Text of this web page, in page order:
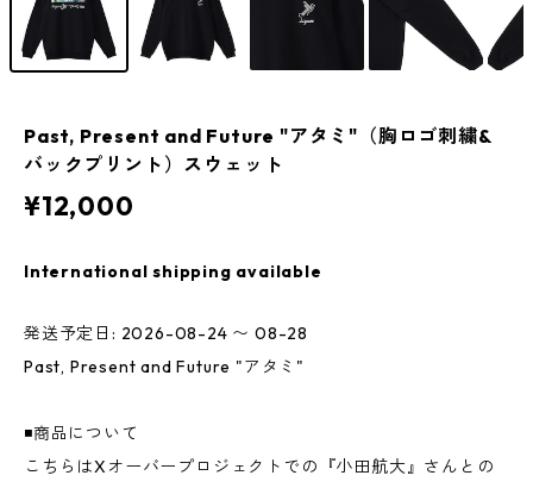
Past, Present and Future "アタミ"（胸ロゴ刺繍&
バックプリント）スウェット
¥12,000
International shipping available
発送予定日: 2026-08-24 〜 08-28
Past, Present and Future "アタミ"
◾️商品について
こちらはXオーバープロジェクトでの『小田航大』さんとの